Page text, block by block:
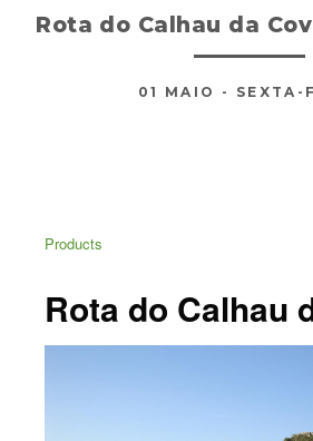
Rota do Calhau da
01 MAIO - SEXTA-